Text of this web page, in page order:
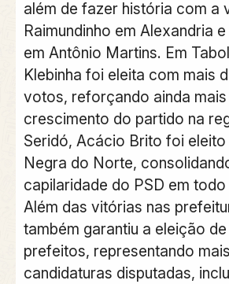
além de fazer história com a
Raimundinho em Alexandria
em Antônio Martins. Em
Klebinha foi eleita com mais
votos, reforçando ainda
crescimento do partido na
Seridó, Acácio Brito foi eleito
Negra do Norte,
capilaridade do PSD em
Além das vitórias nas
também garantiu a eleição
prefeitos, representando
candidaturas disputadas,